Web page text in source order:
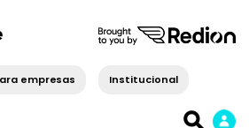
empresas Institucional